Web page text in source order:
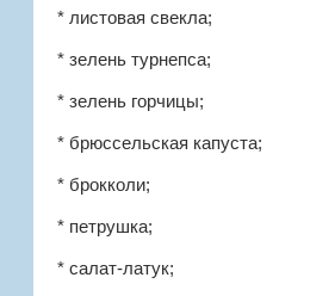
* листовая свекла;
* зелень турнепса;
* зелень горчицы;
* брюссельская капуста;
* брокколи;
* петрушка;
* салат-латук;